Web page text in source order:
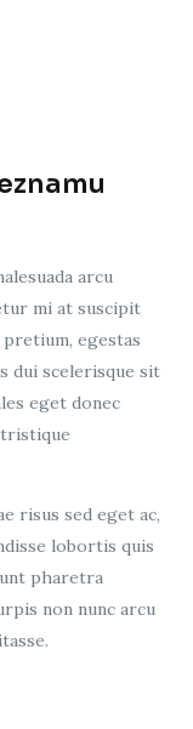
arcu
mi at suscipit
egestas
dui scelerisque sit
eget donec
risus sed eget ac,
lobortis quis
pharetra
non nunc arcu